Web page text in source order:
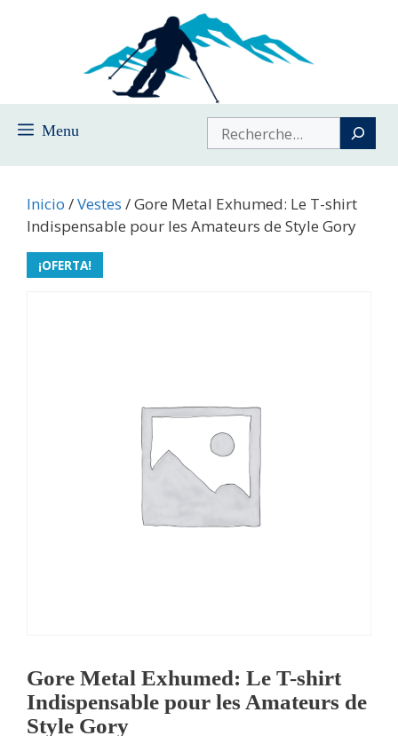
Menu Buscar
Inicio /Vestes / Gore Metal Exhumed: Le T-shirt
Indispensable pour les Amateurs de Style Gory
¡OFERTA!
Gore Metal Exhumed: Le T-shirt
Indispensable pour les Amateurs de
Style Gory